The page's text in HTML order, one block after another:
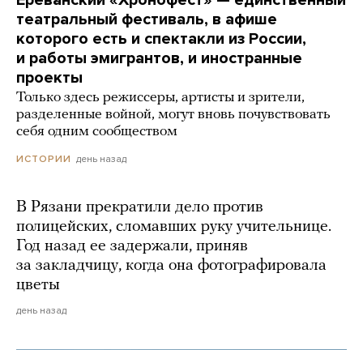
театральный фестиваль, в афише
которого есть и спектакли из России,
и работы эмигрантов, и иностранные
проекты
Только здесь режиссеры, артисты и зрители,
разделенные войной, могут вновь почувствовать
себя одним сообществом
ИСТОРИИ день назад
В Рязани прекратили дело против
полицейских, сломавших руку учительнице.
Год назад ее задержали, приняв
за закладчицу, когда она фотографировала
цветы
день назад